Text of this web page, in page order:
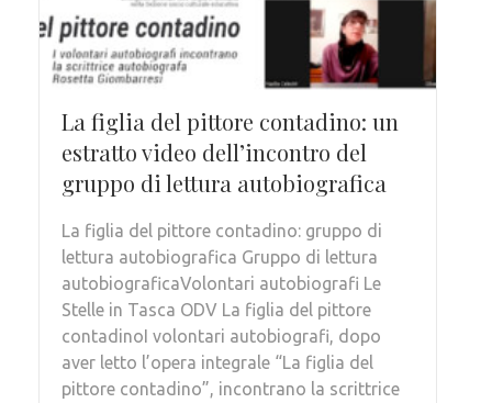
La figlia del pittore contadino: un
estratto video dell’incontro del
gruppo di lettura autobiografica
La figlia del pittore contadino: gruppo di
lettura autobiografica Gruppo di lettura
autobiograficaVolontari autobiografi Le
Stelle in Tasca ODV La figlia del pittore
contadinoI volontari autobiografi, dopo
aver letto l’opera integrale “La figlia del
pittore contadino”, incontrano la scrittrice